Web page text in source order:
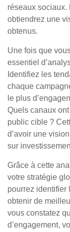
réseaux sociaux.
obtiendrez une
obtenus.
Une fois que
essentiel
Identifiez les
chaque
le plus
Quels canaux
public cible ?
d’avoir une
sur
Grâce à cette
votre stratégie
pourrez identifier
obtenir de
vous constatez
d’engagement,